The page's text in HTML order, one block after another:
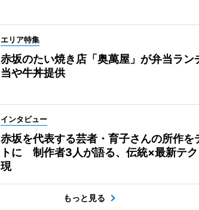
エリア特集
赤坂のたい焼き店「奥萬屋」が弁当ラ
当や牛丼提供
インタビュー
赤坂を代表する芸者・育子さんの所作を
トに 制作者3人が語る、伝統×最新テ
現
もっと見る